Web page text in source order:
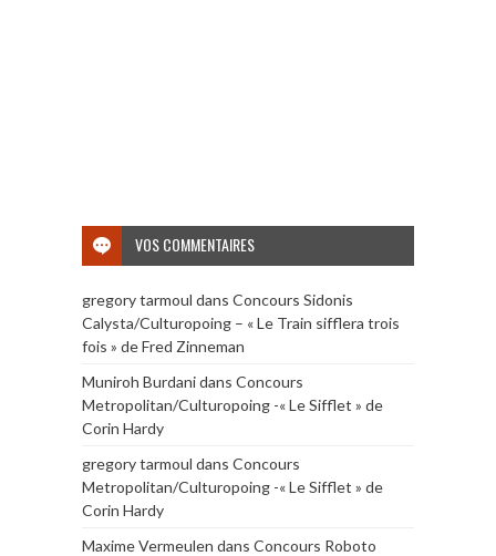
VOS COMMENTAIRES
gregory tarmoul dans Concours Sidonis
Calysta/Culturopoing – « Le Train sifflera trois
fois » de Fred Zinneman
Muniroh Burdanidans Concours
Metropolitan/Culturopoing -« Le Sifflet » de
Corin Hardy
gregory tarmoul dans Concours
Metropolitan/Culturopoing -« Le Sifflet » de
Corin Hardy
Maxime Vermeulen dans Concours Roboto